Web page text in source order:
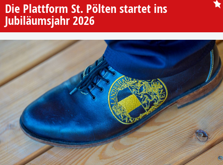
Die Plattform St. Pölten startet ins
Jubiläumsjahr 2026